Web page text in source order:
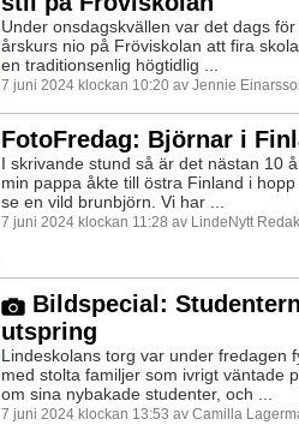
Under onsdagskvällen var det dags
årskurs nio på Fröviskolan att fira
en traditionsenlig högtidlig ...
7 juni 2024 klockan 10:20 av Jennie
FotoFredag: Björnar i
I skrivande stund så är det nästan 10
min pappa åkte till östra Finland i
se en vild brunbjörn. Vi har ...
7 juni 2024 klockan 11:28 av LindeNytt
Bildspecial:
utspring
Lindeskolans torg var under fredagen
med stolta familjer som ivrigt väntade
om sina nybakade studenter, och ...
7 juni 2024 klockan 13:53 av Camilla